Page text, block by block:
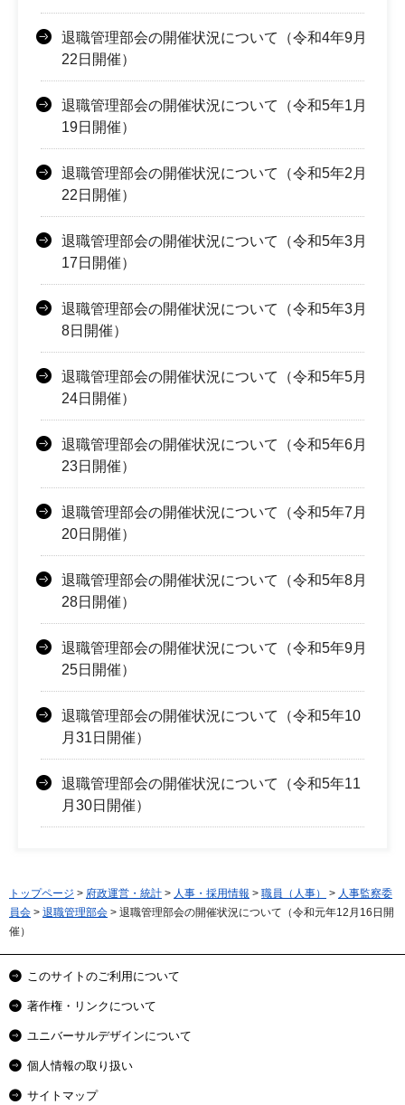
退職管理部会の開催状況について（令和4年9月
22日開催）
退職管理部会の開催状況について（令和5年1月
19日開催）
退職管理部会の開催状況について（令和5年2月
22日開催）
退職管理部会の開催状況について（令和5年3月
17日開催）
退職管理部会の開催状況について（令和5年3月
8日開催）
退職管理部会の開催状況について（令和5年5月
24日開催）
退職管理部会の開催状況について（令和5年6月
23日開催）
退職管理部会の開催状況について（令和5年7月
20日開催）
退職管理部会の開催状況について（令和5年8月
28日開催）
退職管理部会の開催状況について（令和5年9月
25日開催）
退職管理部会の開催状況について（令和5年10
月31日開催）
退職管理部会の開催状況について（令和5年11
月30日開催）
トップページ > 府政運営・統計 > 人事・採用情報 > 職員（人事） > 人事監察委
員会 > 退職管理部会 > 退職管理部会の開催状況について（令和元年12月16日開
催）
このサイトのご利用について
著作権・リンクについて
ユニバーサルデザインについて
個人情報の取り扱い
サイトマップ